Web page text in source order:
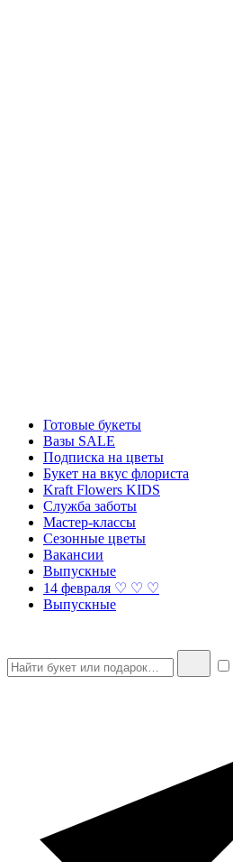
Готовые букеты
Вазы SALE
Подписка на цветы
Букет на вкус флориста
Kraft Flowers KIDS
Служба заботы
Мастер-классы
Сезонные цветы
Вакансии
Выпускные
14 февраля ♡ ♡ ♡
Выпускные